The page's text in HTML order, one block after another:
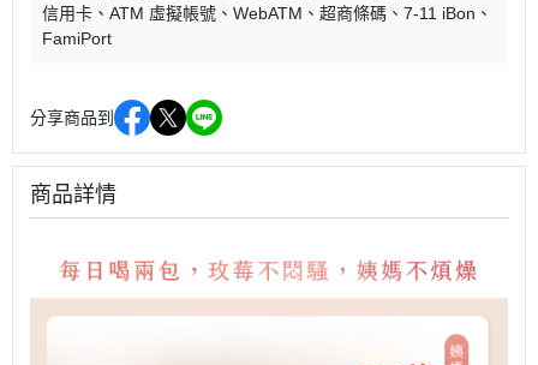
信用卡
ATM 虛擬帳號 WebATM 超商條碼
7-11 iBon
FamiPort
分享商品到
商品詳情